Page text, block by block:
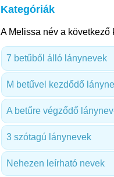
Kategóriák
A Melissa név a következő
7 betűből álló lánynevek
M betűvel kezdődő
A betűre végződő
3 szótagú lánynevek
Nehezen leírható nevek